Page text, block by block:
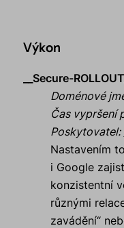
Výkon
__Secure-
Doménové
Čas vypršení
Poskytovatel:
Nastavením
i Google
konzistentní
různými
zavádění“